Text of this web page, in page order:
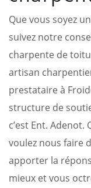
Que vous soyez
suivez notre
charpente de
artisan
prestataire à
structure de
c’est Ent.
voulez nous faire
apporter la
mieux et vous